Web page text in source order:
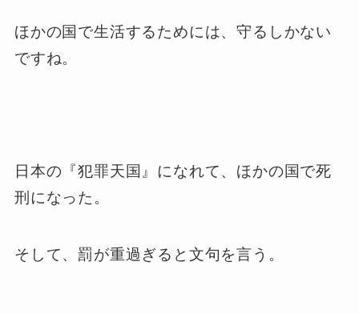
ほかの国で生活するためには、守るしかない
ですね。
日本の『犯罪天国』になれて、ほかの国で死
刑になった。
そして、罰が重過ぎると文句を言う。